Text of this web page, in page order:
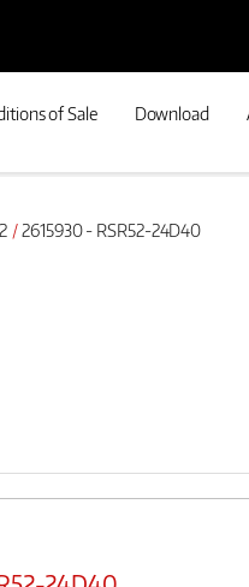
of Sale Download
2615930 - RSR52-24D40